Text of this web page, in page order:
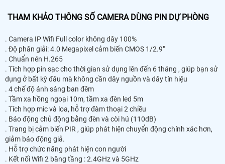
THAM KHẢO THÔNG SỐ CAMERA DÙNG PIN DỰ PHÒNG
. Camera IP Wifi Full color không dây 100%
. Độ phân giải: 4.0 Megapixel cảm biến CMOS 1/2.9"
. Chuẩn nén H.265
. Tích hợp pin sạc cho thời gian sử dụng lên đến 6 tháng , giúp bạn sử
dụng ở bất kỳ đâu mà không cần dây nguồn và dây tín hiệu
. 4 chế độ ánh sáng ban đêm
. Tầm xa hồng ngoại 10m, tầm xa đèn led 5m
. Tích hợp mic và loa, hỗ trợ đàm thoại 2 chiều
. Báo động chủ động bằng đèn và còi hú (110dB)
. Trang bị cảm biến PIR , giúp phát hiện chuyển động chính xác hơn,
giảm báo động giả.
. Hỗ trợ chức năng phát hiện con người
. Kết nối Wifi 2 băng tầng : 2.4GHz và 5GHz